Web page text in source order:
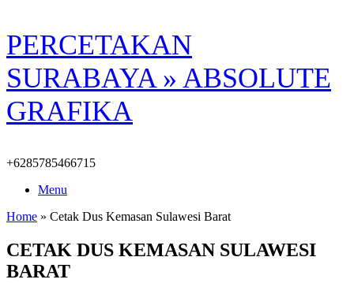
Skip
to
content
PERCETAKAN
SURABAYA » ABSOLUTE
GRAFIKA
+6285785466715
Menu
Home » Cetak Dus Kemasan Sulawesi Barat
CETAK DUS KEMASAN SULAWESI
BARAT